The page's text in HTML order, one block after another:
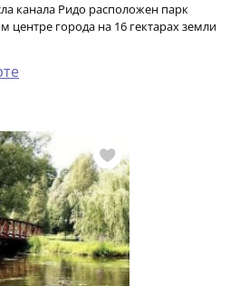
канала Ридо расположен парк
центре города на 16 гектарах земли